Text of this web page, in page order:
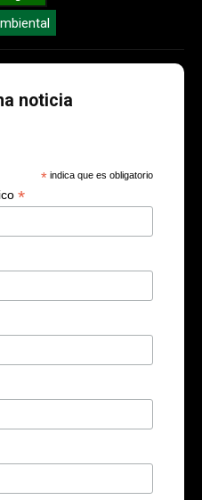
noticia
* indica que es obligatorio
*